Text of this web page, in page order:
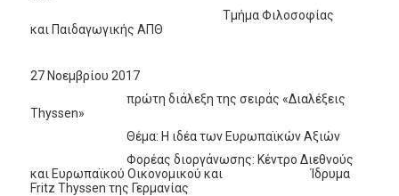
Τμήμα Φιλοσοφίας
και Παιδαγωγικής ΑΠΘ
27 Νοεμβρίου 2017
πρώτη διάλεξη της σειράς «Διαλέξεις
Thyssen»
Θέμα: Η ιδέα των Ευρωπαϊκών Αξιών
Φορέας διοργάνωσης: Κέντρο Διεθνούς
και Ευρωπαϊκού Οικονομικού και Ίδρυμα
Fritz Thyssen της Γερμανίας